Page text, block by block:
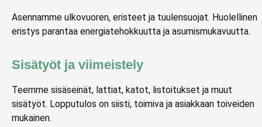
Asennamme ulkovuoren, eristeet ja tuulensuojat. Huolellinen
eristys parantaa energiatehokkuutta ja asumismukavuutta.
Sisätyöt ja viimeistely
Teemme sisäseinät, lattiat, katot, listoitukset ja muut
sisätyöt. Lopputulos on siisti, toimiva ja asiakkaan toiveiden
mukainen.